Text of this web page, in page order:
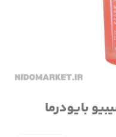
بایودرما